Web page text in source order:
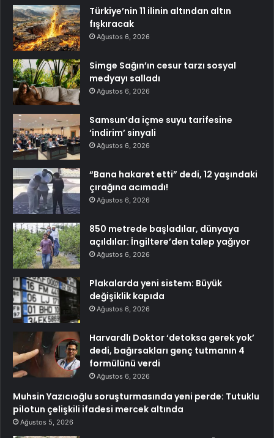
Türkiye’nin 11 ilinin altından altın
fışkıracak
Ağustos 6, 2026
Simge Sağın’ın cesur tarzı sosyal
medyayı salladı
Ağustos 6, 2026
Samsun’da içme suyu tarifesine
‘indirim’ sinyali
Ağustos 6, 2026
“Bana hakaret etti” dedi, 12 yaşındaki
çırağına acımadı!
Ağustos 6, 2026
850 metrede başladılar, dünyaya
açıldılar: İngiltere’den talep yağıyor
Ağustos 6, 2026
Plakalarda yeni sistem: Büyük
değişiklik kapıda
Ağustos 6, 2026
Harvardlı Doktor ‘detoksa gerek yok’
dedi, bağırsakları genç tutmanın 4
formülünü verdi
Ağustos 6, 2026
Muhsin Yazıcıoğlu soruşturmasında yeni perde: Tutuklu
pilotun çelişkili ifadesi mercek altında
Ağustos 5, 2026